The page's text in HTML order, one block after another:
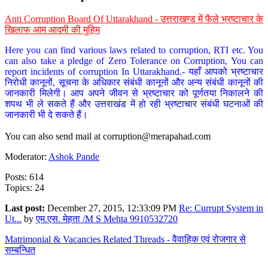
Anti Corruption Board Of Uttarakhand - उत्तराखण्ड में फैले भ्रष्टाचार के
खिलाफ आम आदमी की मुहिम
Here you can find various laws related to corruption, RTI etc. You
can also take a pledge of Zero Tolerance on Corruption, You can
report incidents of corruption In Uttarakhand.- यहाँ आपको भ्रष्टाचार
निरोधी कानूनों, सूचना के अधिकार संबंधी कानूनों और अन्य संबंधी कानूनों की
जानकारी मिलेगी। आप अपने जीवन से भ्रष्टाचार को पूर्णतया निकालने की
शपथ भी ले सकते हैं और उत्तराखंड में हो रही भ्रष्टाचार संबंधी घटनाओं की
जानकारी भी दे सकते हैं।
You can also send mail at corruption@merapahad.com
Moderator: Ashok Pande
Posts: 614
Topics: 24
Last post: December 27, 2015, 12:33:09 PM Re: Currupt System in
Ut... byएम.एस. मेहता /M S Mehta 9910532720
Matrimonial & Vacancies Related Threads - वैवाहिक एवं रोजगार से
सम्बन्धित